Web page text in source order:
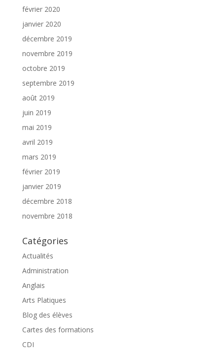
février 2020
janvier 2020
décembre 2019
novembre 2019
octobre 2019
septembre 2019
août 2019
juin 2019
mai 2019
avril 2019
mars 2019
février 2019
janvier 2019
décembre 2018
novembre 2018
Catégories
Actualités
Administration
Anglais
Arts Platiques
Blog des élèves
Cartes des formations
CDI